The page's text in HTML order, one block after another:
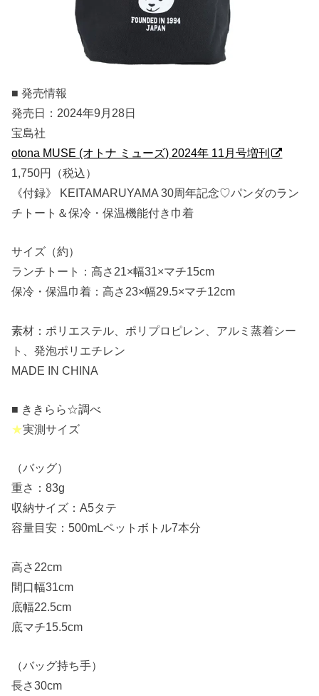
■ 発売情報
発売日：2024年9月28日
宝島社
otona MUSE (オトナ ミューズ) 2024年 11月号増刊
1,750円（税込）
《付録》 KEITAMARUYAMA 30周年記念♡パンダのラン
チトート＆保冷・保温機能付き巾着
サイズ（約）
ランチトート：高さ21×幅31×マチ15cm
保冷・保温巾着：高さ23×幅29.5×マチ12cm
素材：ポリエステル、ポリプロピレン、アルミ蒸着シー
ト、発泡ポリエチレン
MADE IN CHINA
■ ききらら☆調べ
★実測サイズ
（バッグ）
重さ：83g
収納サイズ：A5タテ
容量目安：500mLペットボトル7本分
高さ22cm
間口幅31cm
底幅22.5cm
底マチ15.5cm
（バッグ持ち手）
長さ30cm